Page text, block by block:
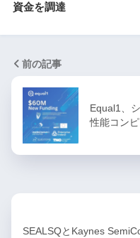
資金を調達
前の記事
Equal1、
性能コン
SEALSQとKaynes